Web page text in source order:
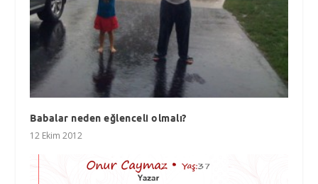
Babalar neden eğlenceli olmalı?
12 Ekim 2012